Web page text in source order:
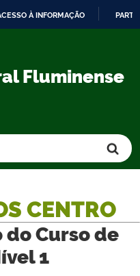
À INFORMAÇÃO
Fluminense
CENTRO
do Curso de
1